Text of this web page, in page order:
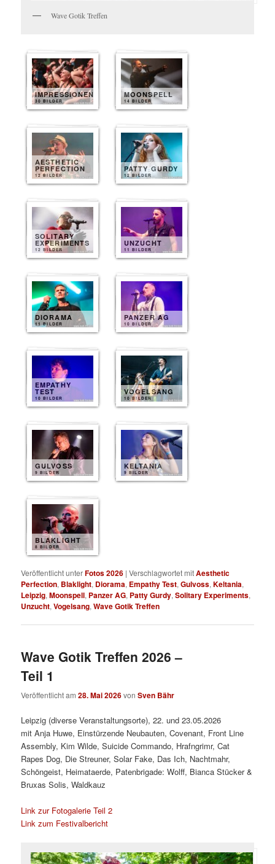
Wave Gotik Treffen
IMPRESSIONEN
30 BILDER
MOONSPELL
14 BILDER
AESTHETIC
PERFECTION
12 BILDER
PATTY GURDY
12 BILDER
SOLITARY
EXPERIMENTS
12 BILDER
UNZUCHT
11 BILDER
DIORAMA
11 BILDER
PANZER AG
10 BILDER
EMPATHY
TEST
10 BILDER
VOGELSANG
10 BILDER
GULVOSS
9 BILDER
KELTANIA
9 BILDER
BLAKLIGHT
8 BILDER
Veröffentlicht unterFotos 2026 |Verschlagwortet mitAesthetic
Perfection, Blaklight, Diorama, Empathy Test,Gulvoss,Keltania,
Leipzig,Moonspell, Panzer AG, Patty Gurdy,Solitary Experiments,
Unzucht,Vogelsang,Wave Gotik Treffen
Wave Gotik Treffen 2026 –
Teil 1
Veröffentlicht am28. Mai 2026vonSven Bähr
Leipzig (diverse Veranstaltungsorte), 22. und 23.05.2026
mit Anja Huwe, Einstürzende Neubauten, Covenant, Front Line
Assembly, Kim Wilde, Suicide Commando, Hrafngrimr, Cat
Rapes Dog, Die Streuner, Solar Fake, Das Ich, Nachtmahr,
Schöngeist, Heimataerde, Patenbrigade: Wolff, Bianca Stücker &
Bruxas Solis, Waldkauz
Link zur Fotogalerie Teil 2
Link zum Festivalbericht